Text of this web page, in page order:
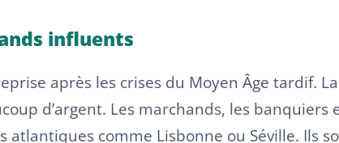
influents
après les crises du Moyen Âge tardif.
d’argent. Les marchands, les
comme Lisbonne ou Séville. Ils